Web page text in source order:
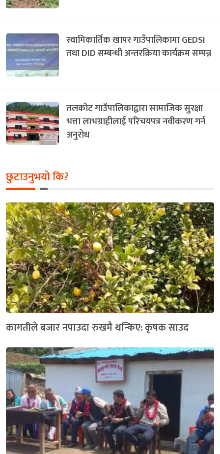
स्वामिकार्तिक खापर गाउँपालिकामा GEDSI
तथा DID सम्बन्धी अन्तरक्रिया कार्यक्रम सम्पन्न
तलकोट गाउँपालिकाद्वारा सामाजिक सुरक्षा
भत्ता लाभग्राहीलाई परिचयपत्र नवीकरण गर्न
अनुरोध
छुटाउनुभयो कि?
कागतीले बजार नपाउदा रुखमै थन्किए: कृषक साउद